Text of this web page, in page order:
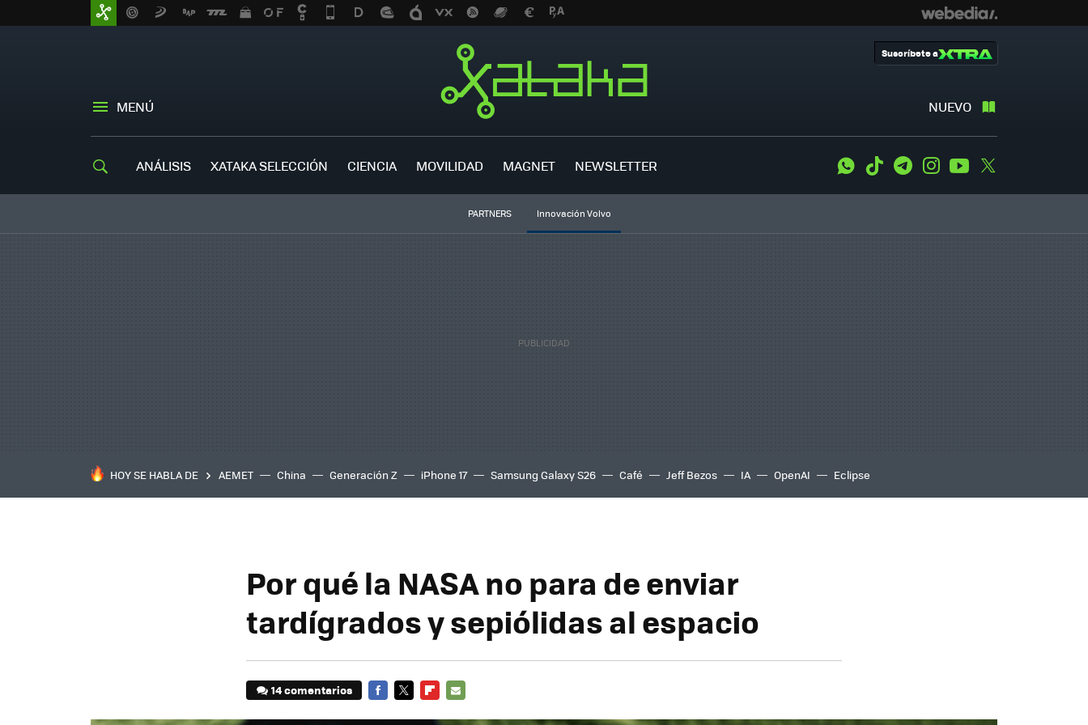
MENÚ NUEVO
Suscríbete a
ANÁLISIS XATAKA SELECCIÓN CIENCIA MOVILIDAD MAGNET NEWSLETTER WhatsApp
Tiktok TelegramInstagramYoutube
PARTNERS Innovación Volvo
HOY SE HABLA DE AEMET China Generación Z iPhone 17 Samsung Galaxy S26 Café Jeff Bezos IA OpenAI Eclipse
Por qué la NASA no para de enviar
tardígrados y sepiólidas al espacio
14 comentarios